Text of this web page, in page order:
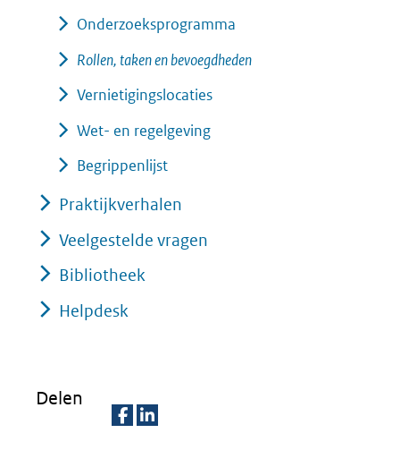
Onderzoeksprogramma
Rollen, taken en bevoegdheden
Vernietigingslocaties
Wet- en regelgeving
Begrippenlijst
Praktijkverhalen
Veelgestelde vragen
Bibliotheek
Helpdesk
Delen